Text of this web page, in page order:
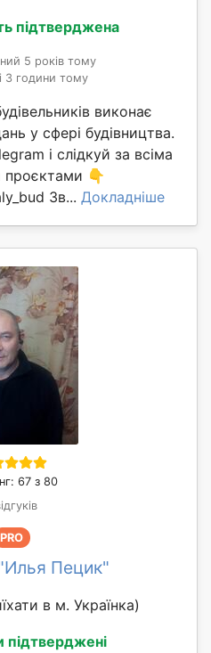
підтверджена
5 років тому
3 години тому
виконає
у сфері будівництва.
і слідкуй за всіма
проєктами 👇
Зв... Докладніше
67 з 80
PRO
Пецик"
в м. Українка)
підтверджені